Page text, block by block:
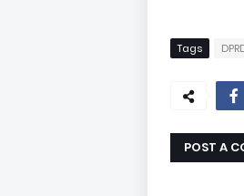
Tags
POST A